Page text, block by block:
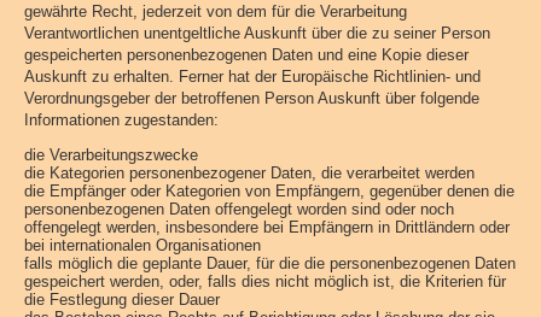
gewährte Recht, jederzeit von dem für die Verarbeitung
Verantwortlichen unentgeltliche Auskunft über die zu seiner Person
gespeicherten personenbezogenen Daten und eine Kopie dieser
Auskunft zu erhalten. Ferner hat der Europäische Richtlinien- und
Verordnungsgeber der betroffenen Person Auskunft über folgende
Informationen zugestanden:
die Verarbeitungszwecke
die Kategorien personenbezogener Daten, die verarbeitet werden
die Empfänger oder Kategorien von Empfängern, gegenüber denen die
personenbezogenen Daten offengelegt worden sind oder noch
offengelegt werden, insbesondere bei Empfängern in Drittländern oder
bei internationalen Organisationen
falls möglich die geplante Dauer, für die die personenbezogenen Daten
gespeichert werden, oder, falls dies nicht möglich ist, die Kriterien für
die Festlegung dieser Dauer